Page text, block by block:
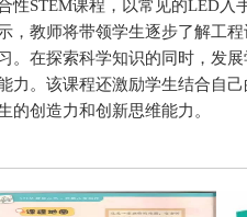
性STEM课程，以常见的LED
，教师将带领学生逐步了解工
。在探索科学知识的同时，发
力。该课程还激励学生结合自
的创造力和创新思维能力。